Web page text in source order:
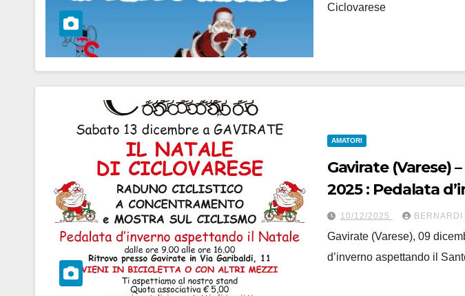
Ciclovarese
AMATORI
Gavirate (Varese)
2025 : Pedalata
aspettando il
10/12/2025 BERNARDI
Gavirate (Varese), 09
d’inverno aspettando il